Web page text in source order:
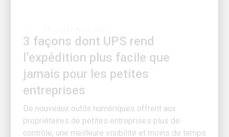
l’expédition plus facile que
jamais pour les petites
entreprises
De nouveaux outils numériques offrent aux
propriétaires de petites entreprises plus de
contrôle, une meilleure visibilité et moins de temps
consacré à la logistique